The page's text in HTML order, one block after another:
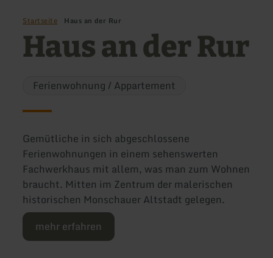
Startseite Haus an der Rur
Haus an der Rur
Ferienwohnung / Appartement
Gemütliche in sich abgeschlossene
Ferienwohnungen in einem sehenswerten
Fachwerkhaus mit allem, was man zum Wohnen
braucht. Mitten im Zentrum der malerischen
historischen Monschauer Altstadt gelegen.
mehr erfahren